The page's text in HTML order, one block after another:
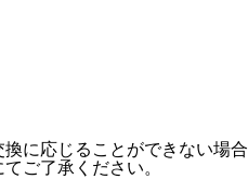
に応じることができない場合
ご了承ください。